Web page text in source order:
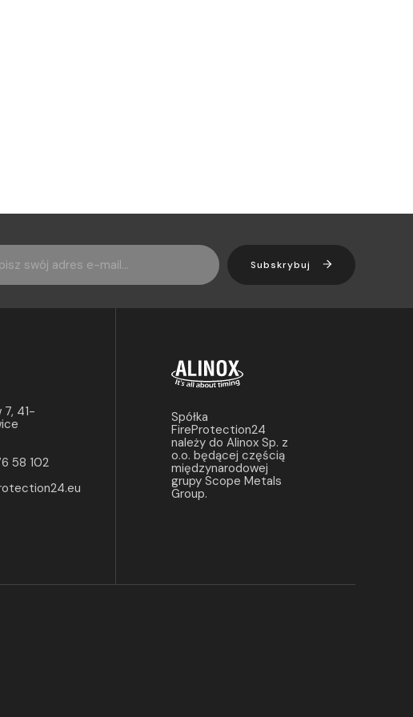
Subskrybuj
41-
58 102
Spółka
FireProtection24
należy do Alinox Sp. z
o.o. będącej częścią
międzynarodowej
grupy Scope Metals
Group.